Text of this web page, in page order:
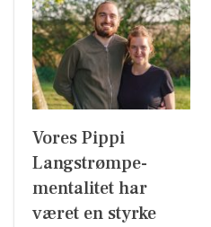
Vores Pippi
Langstrømpe-
mentalitet har
været en styrke